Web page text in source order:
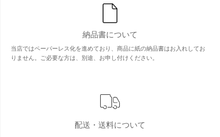
納品書について
当店ではペーパーレス化を進めており、商品に紙の納品書はお入れしてお
りません。ご必要な方は、別途、お申し付けください。
配送・送料について